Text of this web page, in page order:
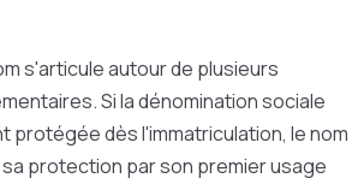
s'articule autour de plusieurs
Si la dénomination sociale
protégée dès l'immatriculation, le nom
protection par son premier usage